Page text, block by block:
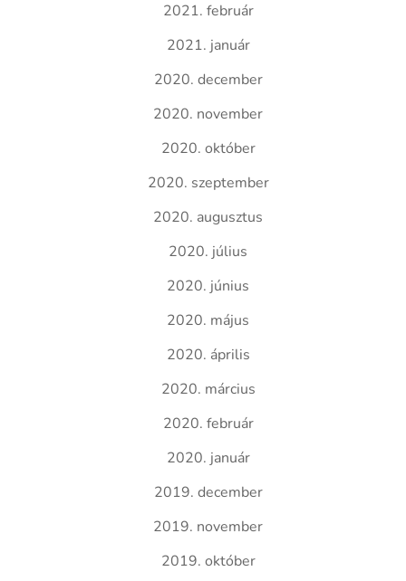
2021. február
2021. január
2020. december
2020. november
2020. október
2020. szeptember
2020. augusztus
2020. július
2020. június
2020. május
2020. április
2020. március
2020. február
2020. január
2019. december
2019. november
2019. október